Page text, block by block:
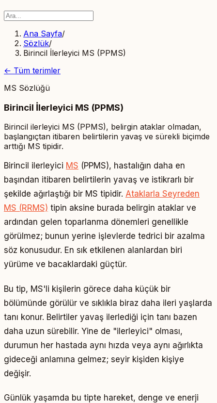
Ana Sayfa/
Sözlük/
Birincil İlerleyici MS (PPMS)
← Tüm terimler
MS Sözlüğü
Birincil İlerleyici MS (PPMS)
Birincil ilerleyici MS (PPMS), belirgin ataklar olmadan,
başlangıçtan itibaren belirtilerin yavaş ve sürekli biçimde
arttığı MS tipidir.
Birincil ilerleyici MS (PPMS), hastalığın daha en
başından itibaren belirtilerin yavaş ve istikrarlı bir
şekilde ağırlaştığı bir MS tipidir. Ataklarla Seyreden
MS (RRMS) tipin aksine burada belirgin ataklar ve
ardından gelen toparlanma dönemleri genellikle
görülmez; bunun yerine işlevlerde tedrici bir azalma
söz konusudur. En sık etkilenen alanlardan biri
yürüme ve bacaklardaki güçtür.
Bu tip, MS'li kişilerin görece daha küçük bir
bölümünde görülür ve sıklıkla biraz daha ileri yaşlarda
tanı konur. Belirtiler yavaş ilerlediği için tanı bazen
daha uzun sürebilir. Yine de "ilerleyici" olması,
durumun her hastada aynı hızda veya aynı ağırlıkta
gideceği anlamına gelmez; seyir kişiden kişiye
değişir.
Günlük yaşamda bu tipte hareket, denge ve enerji